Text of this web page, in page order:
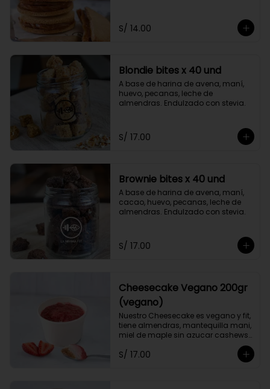
S/ 14.00
Blondie bites x 40 und
A base de harina de avena, maní,
huevo, pecanas, leche de
almendras. Endulzado con stevia.
S/ 17.00
Brownie bites x 40 und
A base de harina de avena, maní,
cacao, huevo, pecanas, leche de
almendras. Endulzado con stevia.
S/ 17.00
Cheesecake Vegano 200gr
(vegano)
Nuestro Cheesecake es vegano y fit,
tiene almendras, mantequilla mani,
miel de maple sin azucar cashews,
S/ 17.00